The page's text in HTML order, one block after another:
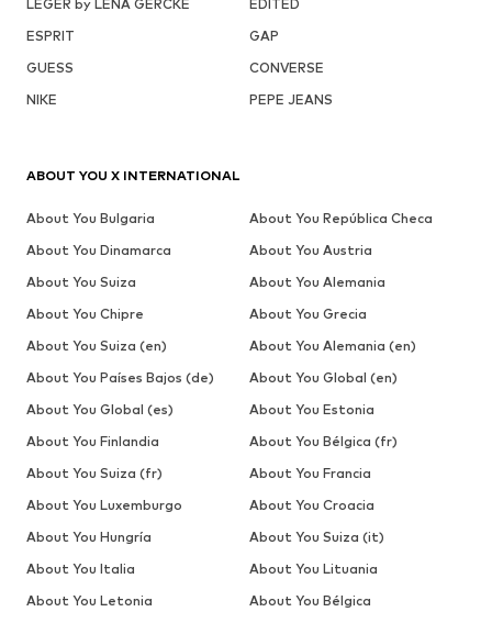
LEGER by LENA GERCKE
EDITED
ESPRIT
GAP
GUESS
CONVERSE
NIKE
PEPE JEANS
ABOUT YOU X INTERNATIONAL
About You Bulgaria
About You República Checa
About You Dinamarca
About You Austria
About You Suiza
About You Alemania
About You Chipre
About You Grecia
About You Suiza (en)
About You Alemania (en)
About You Países Bajos (de)
About You Global (en)
About You Global (es)
About You Estonia
About You Finlandia
About You Bélgica (fr)
About You Suiza (fr)
About You Francia
About You Luxemburgo
About You Croacia
About You Hungría
About You Suiza (it)
About You Italia
About You Lituania
About You Letonia
About You Bélgica